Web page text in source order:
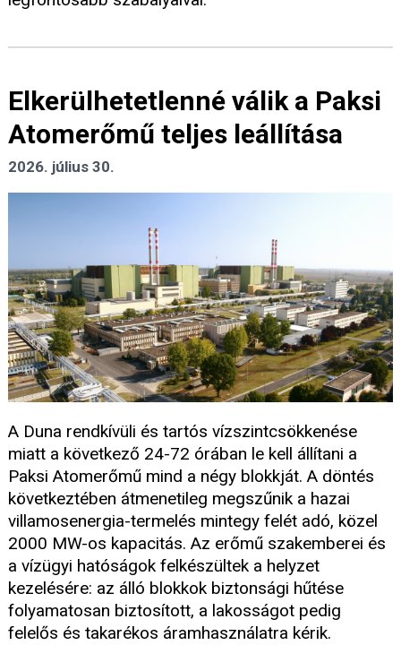
Elkerülhetetlenné válik a Paksi
Atomerőmű teljes leállítása
2026. július 30.
A Duna rendkívüli és tartós vízszintcsökkenése
miatt a következő 24-72 órában le kell állítani a
Paksi Atomerőmű mind a négy blokkját. A döntés
következtében átmenetileg megszűnik a hazai
villamosenergia-termelés mintegy felét adó, közel
2000 MW-os kapacitás. Az erőmű szakemberei és
a vízügyi hatóságok felkészültek a helyzet
kezelésére: az álló blokkok biztonsági hűtése
folyamatosan biztosított, a lakosságot pedig
felelős és takarékos áramhasználatra kérik.